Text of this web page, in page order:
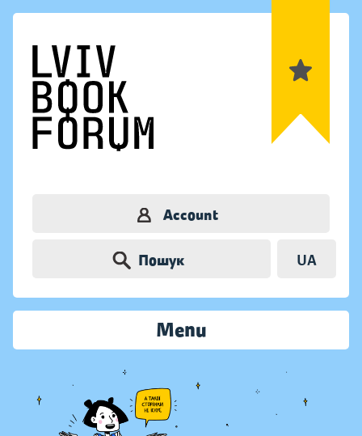
Account
Пошук UA
Menu